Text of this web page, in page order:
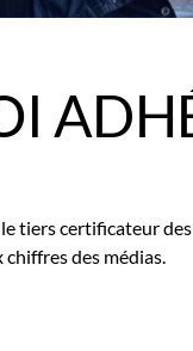
tiers certificateur
des médias.